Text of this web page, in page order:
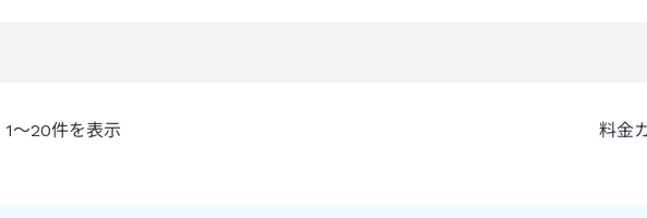
1～20件を表示 料金